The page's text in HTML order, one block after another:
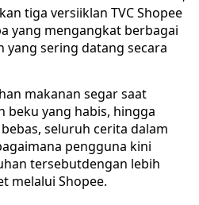
tiga versiiklan TVC Shopee
yang mengangkat berbagai
sering datang secara
makanan segar saat
beku yang habis, hingga
seluruh cerita dalam
pengguna kini
tersebutdengan lebih
melalui Shopee.